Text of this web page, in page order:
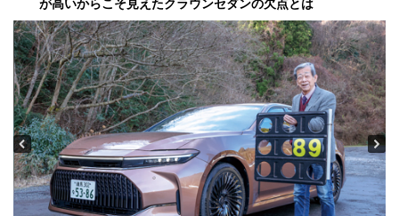
が高いからこそ見えたクラウンセダンの欠点とは